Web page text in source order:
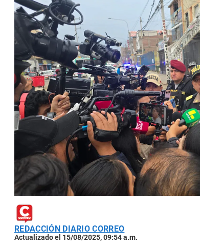
REDACCIÓN DIARIO CORREO
Actualizado el 15/08/2025, 09:54 a.m.